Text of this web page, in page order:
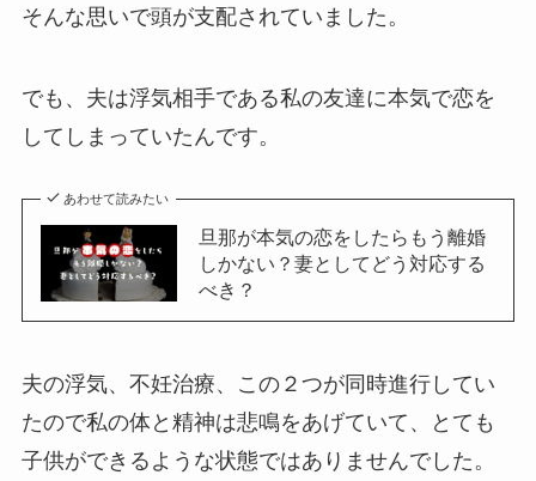
そんな思いで頭が支配されていました。
でも、夫は浮気相手である私の友達に本気で恋を
してしまっていたんです。
あわせて読みたい
旦那が本気の恋をしたらもう離婚
しかない？妻としてどう対応する
べき？
夫の浮気、不妊治療、この２つが同時進行してい
たので私の体と精神は悲鳴をあげていて、とても
子供ができるような状態ではありませんでした。